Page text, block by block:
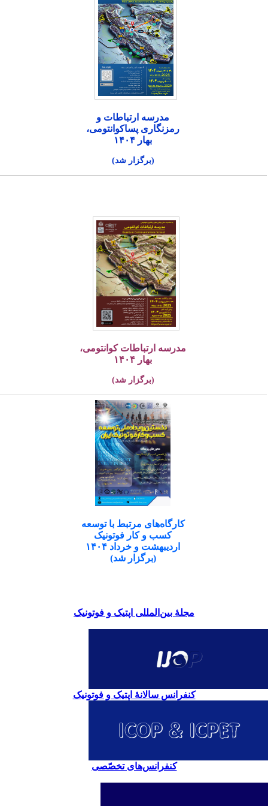
مدرسه ارتباطات و
رمزنگاری پساکوانتومی،
بهار ۱۴۰۴
(برگزار شد)
مدرسه ارتباطات کوانتومی،
بهار ۱۴۰۴
(برگزار شد)
کارگاه‌های مرتبط با توسعه
کسب و کار فوتونیک
اردیبهشت و خرداد ۱۴۰۴
(برگزار شد)
مجلۀ بین‌المللی اپتیک و فوتونیک
کنفرانس سالانۀ اپتیک و فوتونیک
کنفرانس‌های تخصّصی